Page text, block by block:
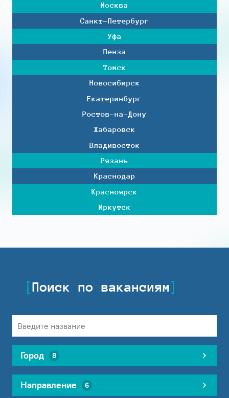
Москва
Санкт-Петербург
Уфа
Пенза
Томск
Новосибирск
Екатеринбург
Ростов-на-Дону
Хабаровск
Владивосток
Рязань
Краснодар
Красноярск
Иркутск
Поиск по вакансиям
Город 8
Направление 6